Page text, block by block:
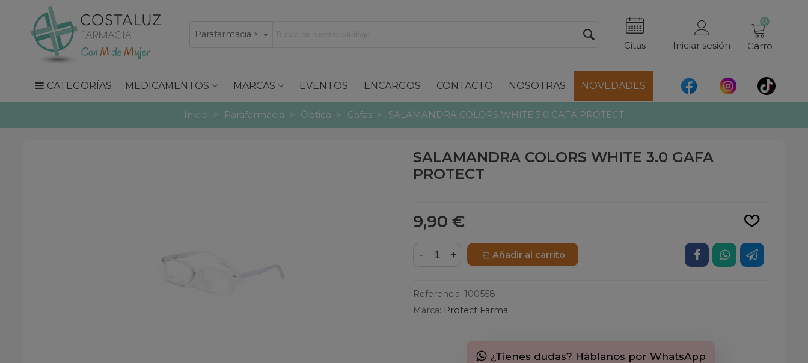
×
Parafarmacia
Citas Iniciar sesión
0
Carro
CATEGORÍAS MEDICAMENTOS MARCAS EVENTOS ENCARGOS CONTACTO NOSOTRAS NOVEDADES
Inicio > Parafarmacia > Óptica > Gafas > SALAMANDRA COLORS WHITE 3.0 GAFA PROTECT
SALAMANDRA COLORS WHITE 3.0 GAFA
PROTECT
9,90 €
- + Añadir al carrito
Referencia: 100558
Marca: Protect Farma
¿Tienes dudas? Háblanos por WhatsApp